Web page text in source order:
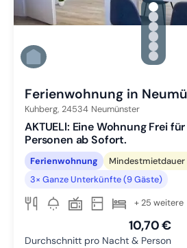
Zu
Zu
Zu
Zu
Zu
Zu
Ferienwohnung in
Kuhberg, 24534 Neumünster
AKTUELl: Eine Wohnung Frei
Personen ab Sofort.
Ferienwohnung
Mindestmietdauer
3× Ganze Unterkünfte (9 Gäste)
+ 25 weitere
10,70 €
Durchschnitt pro Nacht & Person